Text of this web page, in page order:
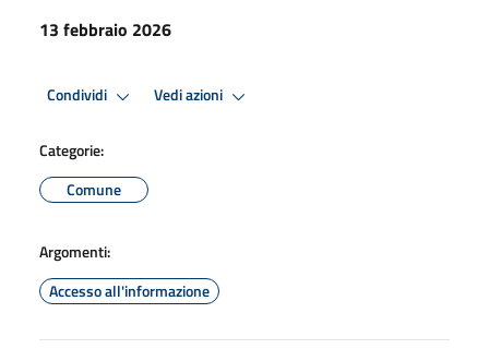
13 febbraio 2026
Condividi Vedi azioni
Categorie:
Comune
Argomenti:
Accesso all'informazione